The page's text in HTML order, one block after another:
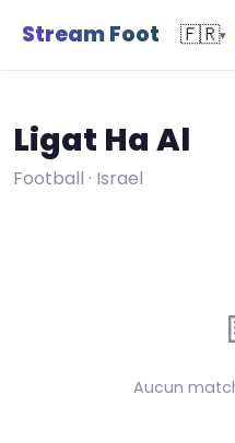
Stream Foot 🇫🇷▾
Ligat Ha Al
Football · Israel
Aucun